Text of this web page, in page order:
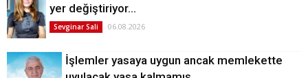
yer değiştiriyor…
Sevginar Sali 06.08.2026
İşlemler yasaya uygun ancak memlekette